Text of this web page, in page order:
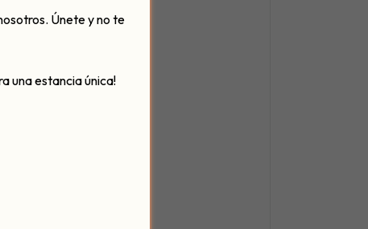
Únete y no te
una estancia única!